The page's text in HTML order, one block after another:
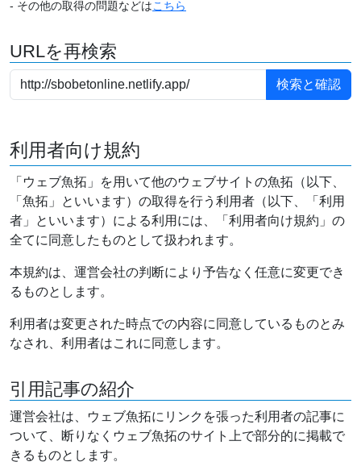
- その他の取得の問題などはこちら
URLを再検索
利用者向け規約
「ウェブ魚拓」を用いて他のウェブサイトの魚拓（以下、
「魚拓」といいます）の取得を行う利用者（以下、「利用
者」といいます）による利用には、「利用者向け規約」の
全てに同意したものとして扱われます。
本規約は、運営会社の判断により予告なく任意に変更でき
るものとします。
利用者は変更された時点での内容に同意しているものとみ
なされ、利用者はこれに同意します。
引用記事の紹介
運営会社は、ウェブ魚拓にリンクを張った利用者の記事に
ついて、断りなくウェブ魚拓のサイト上で部分的に掲載で
きるものとします。